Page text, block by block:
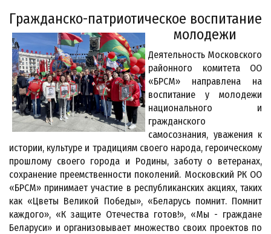
Гражданско-патриотическое воспитание
молодежи
Деятельность Московского
районного комитета ОО
«БРСМ» направлена на
воспитание у молодежи
национального и
гражданского
самосознания, уважения к
истории, культуре и традициям своего народа, героическому
прошлому своего города и Родины, заботу о ветеранах,
сохранение преемственности поколений. Московский РК ОО
«БРСМ» принимает участие в республиканских акциях, таких
как «Цветы Великой Победы», «Беларусь помнит. Помнит
каждого», «К защите Отечества готов!», «Мы - граждане
Беларуси» и организовывает множество своих проектов по